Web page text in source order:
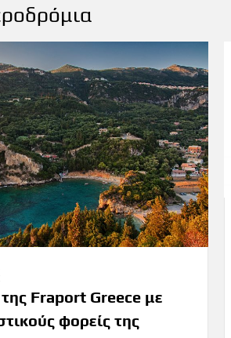
Fraport Greece με
φορείς της